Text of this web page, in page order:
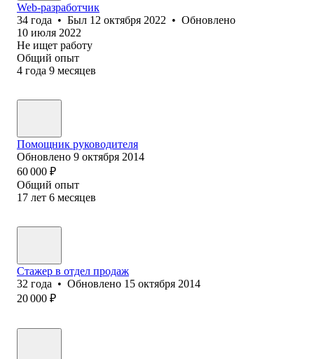
Web-разработчик
34 года • Был 12 октября 2022 • Обновлено
10 июля 2022
Не ищет работу
Общий опыт
4 года 9 месяцев
Помощник руководителя
Обновлено 9 октября 2014
60 000 ₽
Общий опыт
17 лет 6 месяцев
Стажер в отдел продаж
32 года • Обновлено 15 октября 2014
20 000 ₽